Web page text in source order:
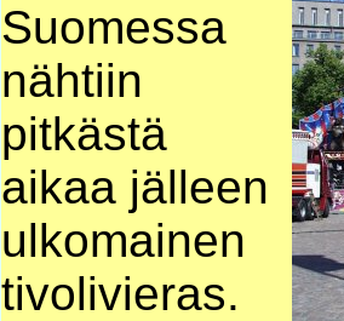
Suomessa
nähtiin
pitkästä
aikaa jälleen
ulkomainen
tivolivieras.